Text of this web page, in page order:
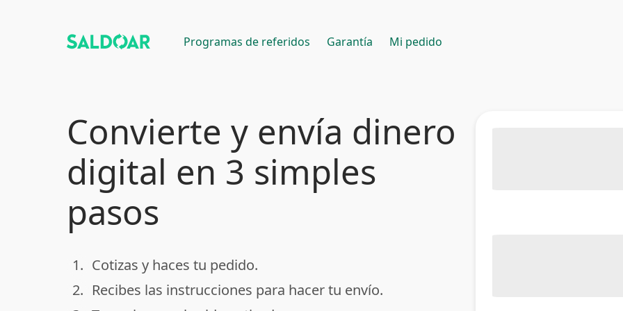
Programas de referidos Garantía Mi pedido
Convierte y envía dinero
digital en 3 simples
pasos
done
1. Cotizas y haces tu pedido.
done
2. Recibes las instrucciones para hacer tu envío.